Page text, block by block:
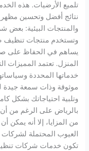
تلميع الأرضيات. هذه
نتائج أفضل وتحسين مظهر
والمنتجات البيئية: بعض
وتستخدم منتجات تنظيف
يساهم في الحفاظ على
المنزل. تعتمد المميزات
خدماتها المحددة
موثوقة وذات سمعة جيدة
وتلبية احتياجاتك بشكل
بالرياض على الرغم من أن
من المزايا، إلا أنه يمكن
العيوب المحتملة لشركات
تكون خدمات شركات